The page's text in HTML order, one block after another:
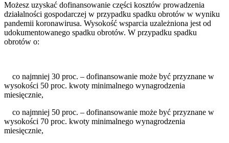
Możesz uzyskać dofinansowanie części kosztów prowadzenia
działalności gospodarczej w przypadku spadku obrotów w wyniku
pandemii koronawirusa. Wysokość wsparcia uzależniona jest od
udokumentowanego spadku obrotów. W przypadku spadku
obrotów o:
co najmniej 30 proc. – dofinansowanie może być przyznane w
wysokości 50 proc. kwoty minimalnego wynagrodzenia
miesięcznie,
co najmniej 50 proc. – dofinansowanie może być przyznane w
wysokości 70 proc. kwoty minimalnego wynagrodzenia
miesięcznie,